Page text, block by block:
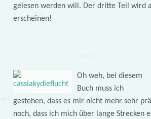
gelesen werden will. Der dritte Teil wird
erscheinen!
Oh weh, bei diesem
Buch muss ich
gestehen, dass es mir nicht mehr sehr
noch, dass ich mich über lange Strecken